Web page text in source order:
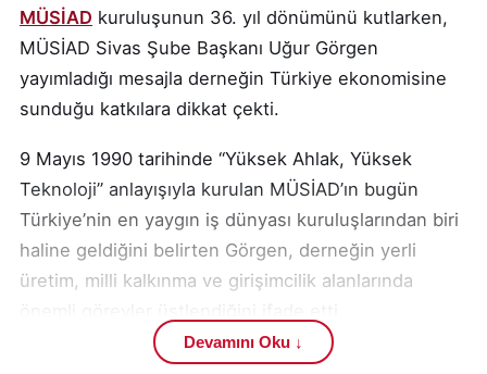
MÜSİAD kuruluşunun 36. yıl dönümünü kutlarken,
MÜSİAD Sivas Şube Başkanı Uğur Görgen
yayımladığı mesajla derneğin Türkiye ekonomisine
sunduğu katkılara dikkat çekti.
9 Mayıs 1990 tarihinde “Yüksek Ahlak, Yüksek
Teknoloji” anlayışıyla kurulan MÜSİAD’ın bugün
Türkiye’nin en yaygın iş dünyası kuruluşlarından biri
haline geldiğini belirten Görgen, derneğin yerli
üretim, milli kalkınma ve girişimcilik alanlarında
Türkiye’nin 81 ilinde ve dünyanın 81 ülkesinde
Devamını Oku ↓